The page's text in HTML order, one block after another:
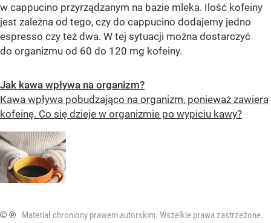
w cappucino przyrządzanym na bazie mleka. Ilość kofeiny
jest zależna od tego, czy do cappucino dodajemy jedno
espresso czy też dwa. W tej sytuacji można dostarczyć
do organizmu od 60 do 120 mg kofeiny.
Jak kawa wpływa na organizm?
Kawa wpływa pobudzająco na organizm, ponieważ zawiera
kofeinę. Co się dzieje w organizmie po wypiciu kawy?
© ℗
Materiał chroniony prawem autorskim. Wszelkie prawa zastrzeżone.